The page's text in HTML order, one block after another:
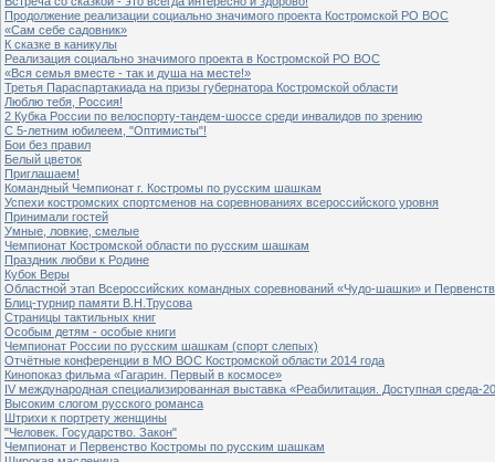
Продолжение реализации социально значимого проекта Костромской РО ВОС
«Сам себе садовник»
К сказке в каникулы
Реализация социально значимого проекта в Костромской РО ВОС
«Вся семья вместе - так и душа на месте!»
Третья Параспартакиада на призы губернатора Костромской области
Люблю тебя, Россия!
2 Кубка России по велоспорту-тандем-шоссе среди инвалидов по зрению
С 5-летним юбилеем, "Оптимисты"!
Бои без правил
Белый цветок
Приглашаем!
Командный Чемпионат г. Костромы по русским шашкам
Успехи костромских спортсменов на соревнованиях всероссийского уровня
Принимали гостей
Умные, ловкие, смелые
Чемпионат Костромской области по русским шашкам
Праздник любви к Родине
Кубок Веры
Областной этап Всероссийских командных соревнований «Чудо-шашки» и
Блиц-турнир памяти В.Н.Трусова
Страницы тактильных книг
Особым детям - особые книги
Чемпионат России по русским шашкам (спорт слепых)
Отчётные конференции в МО ВОС Костромской области 2014 года
Кинопоказ фильма «Гагарин. Первый в космосе»
IV международная специализированная выставка «Реабилитация. Доступная среда-
Высоким слогом русского романса
Штрихи к портрету женщины
"Человек. Государство. Закон"
Чемпионат и Первенство Костромы по русским шашкам